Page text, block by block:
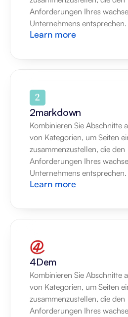
Anforderungen Ihres
Unternehmens entsprechen.
Learn more
2markdown
Kombinieren Sie Abschnitte
von Kategorien, um Seiten
zusammenzustellen, die den
Anforderungen Ihres
Unternehmens entsprechen.
Learn more
4Dem
Kombinieren Sie Abschnitte
von Kategorien, um Seiten
zusammenzustellen, die den
Anforderungen Ihres